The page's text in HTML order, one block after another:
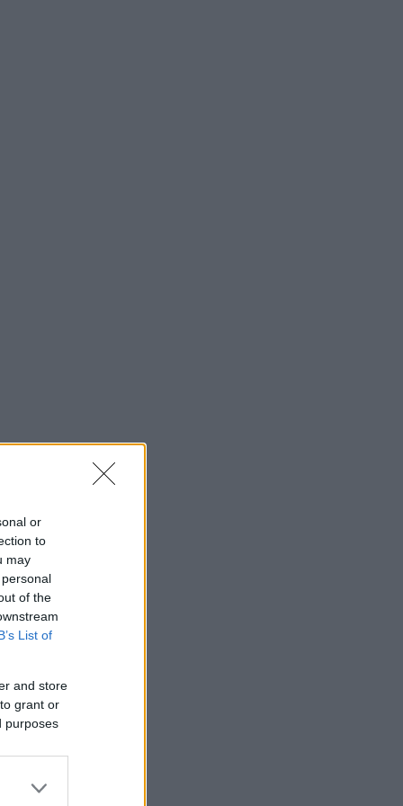
or
to
may
of the
List of
and store
grant or
purposes